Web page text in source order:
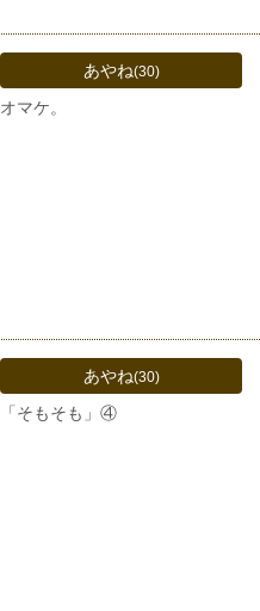
あやね(30)
オマケ。
あやね(30)
「そもそも」④